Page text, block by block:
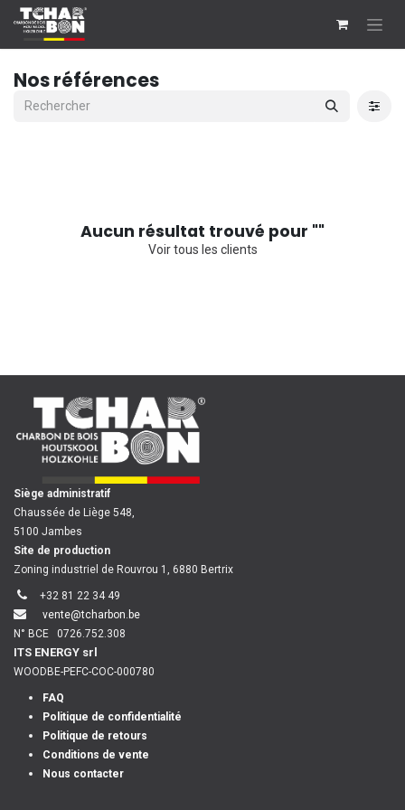
Se rendre au contenu
Nos références
Aucun résultat trouvé pour ""
Voir tous les clients
Siège administratif
Chaussée de Liège 548,
5100 Jambes
Site de production
Zoning industriel de Rouvrou 1, 6880 Bertrix
+32 81 22 34 49
vente@tcharbon.be
N° BCE
0726.752.308
ITS ENERGY srl
WOODBE-PEFC-COC-000780
FAQ
Politique de confidentialité
Politique de retours
Conditions de vente
Nous contacter